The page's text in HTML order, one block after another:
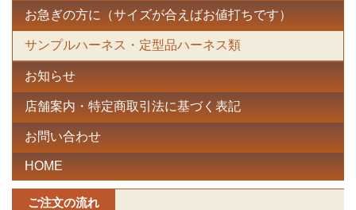
お急ぎの方に（サイズが合えばお値打ちです）
サンプルハーネス・定型品ハーネス類
お知らせ
店舗案内・特定商取引法に基づく表記
お問い合わせ
HOME
ご注文の流れ